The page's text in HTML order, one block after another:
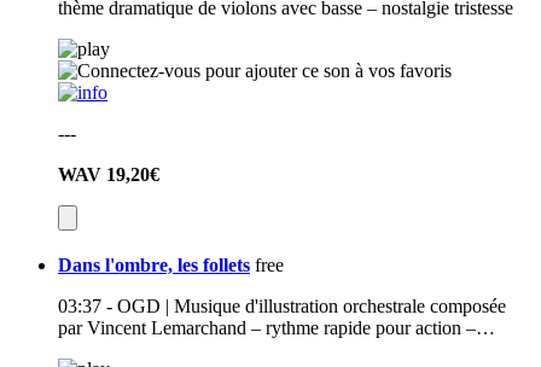
thème dramatique de violons avec basse – nostalgie tristesse
---
WAV 19,20€
Dans l'ombre, les follets free
03:37 - OGD | Musique d'illustration orchestrale composée
par Vincent Lemarchand – rythme rapide pour action –…